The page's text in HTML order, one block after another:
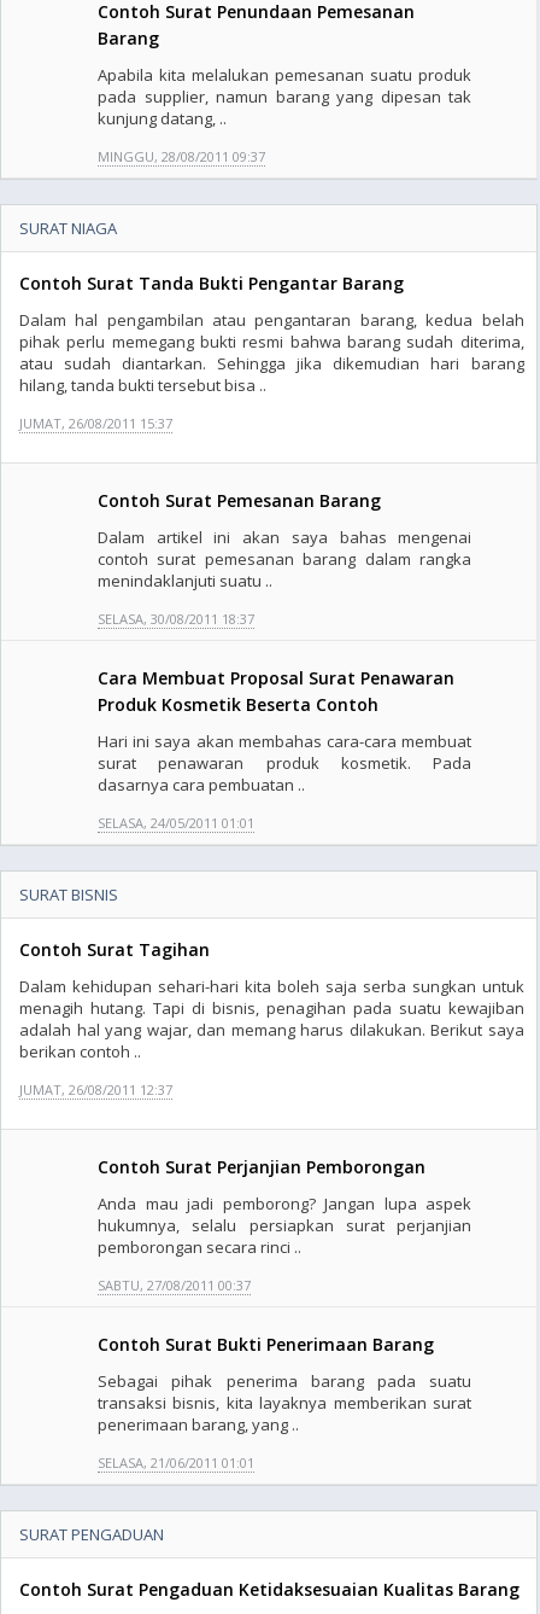
Contoh Surat Penundaan Pemesanan
Barang
Apabila kita melalukan pemesanan suatu produk
pada supplier, namun barang yang dipesan tak
kunjung datang, ..
MINGGU, 28/08/2011 09:37
SURAT NIAGA
Contoh Surat Tanda Bukti Pengantar Barang
Dalam hal pengambilan atau pengantaran barang, kedua belah
pihak perlu memegang bukti resmi bahwa barang sudah diterima,
atau sudah diantarkan. Sehingga jika dikemudian hari barang
hilang, tanda bukti tersebut bisa ..
JUMAT, 26/08/2011 15:37
Contoh Surat Pemesanan Barang
Dalam artikel ini akan saya bahas mengenai
contoh surat pemesanan barang dalam rangka
menindaklanjuti suatu ..
SELASA, 30/08/2011 18:37
Cara Membuat Proposal Surat Penawaran
Produk Kosmetik Beserta Contoh
Hari ini saya akan membahas cara-cara membuat
surat penawaran produk kosmetik. Pada
dasarnya cara pembuatan ..
SELASA, 24/05/2011 01:01
SURAT BISNIS
Contoh Surat Tagihan
Dalam kehidupan sehari-hari kita boleh saja serba sungkan untuk
menagih hutang. Tapi di bisnis, penagihan pada suatu kewajiban
adalah hal yang wajar, dan memang harus dilakukan. Berikut saya
berikan contoh ..
JUMAT, 26/08/2011 12:37
Contoh Surat Perjanjian Pemborongan
Anda mau jadi pemborong? Jangan lupa aspek
hukumnya, selalu persiapkan surat perjanjian
pemborongan secara rinci ..
SABTU, 27/08/2011 00:37
Contoh Surat Bukti Penerimaan Barang
Sebagai pihak penerima barang pada suatu
transaksi bisnis, kita layaknya memberikan surat
penerimaan barang, yang ..
SELASA, 21/06/2011 01:01
SURAT PENGADUAN
Contoh Surat Pengaduan Ketidaksesuaian Kualitas Barang